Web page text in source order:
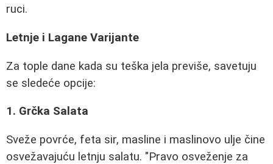
ruci.
Letnje i Lagane Varijante
Za tople dane kada su teška jela previše, savetuju
se sledeće opcije:
1. Grčka Salata
Sveže povrće, feta sir, masline i maslinovo ulje čine
osvežavajuću letnju salatu. "Pravo osveženje za